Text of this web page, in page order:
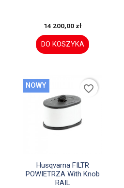
14 200,00 zł
DO KOSZYKA
Szybki podgląd
Husqvarna FILTR
POWIETRZA With Knob
RAIL
NOWY favorite_border